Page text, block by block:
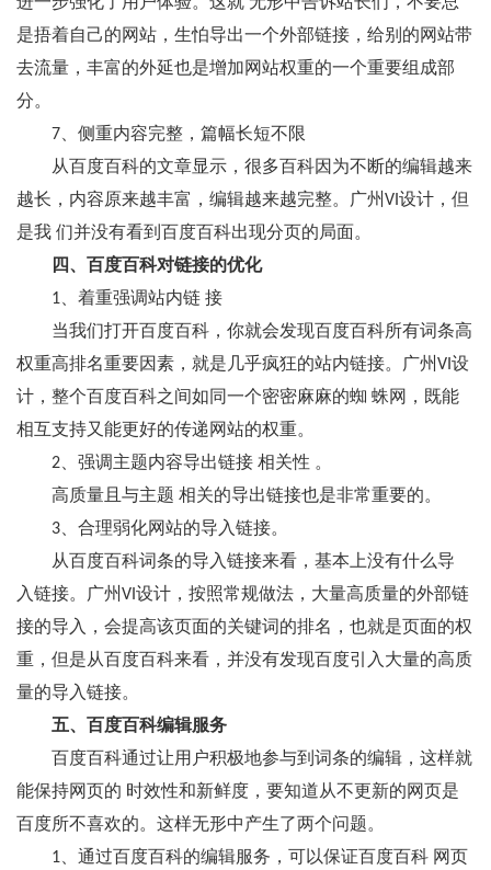
是捂着自己的网站，生怕导出一个外部链接，给别的网站带
去流量，丰富的外延也是增加网站权重的一个重要组成部
分。
7、侧重内容完整，篇幅长短不限
从百度百科的文章显示，很多百科因为不断的编辑越来
越长，内容原来越丰富，编辑越来越完整。广州VI设计，但
是我 们并没有看到百度百科出现分页的局面。
四、百度百科对链接的优化
1、着重强调站内链 接
当我们打开百度百科，你就会发现百度百科所有词条高
权重高排名重要因素，就是几乎疯狂的站内链接。广州VI设
计，整个百度百科之间如同一个密密麻麻的蜘 蛛网，既能
相互支持又能更好的传递网站的权重。
2、强调主题内容导出链接 相关性 。
高质量且与主题 相关的导出链接也是非常重要的。
3、合理弱化网站的导入链接。
从百度百科词条的导入链接来看，基本上没有什么导
入链接。广州VI设计，按照常规做法，大量高质量的外部链
接的导入，会提高该页面的关键词的排名，也就是页面的权
重，但是从百度百科来看，并没有发现百度引入大量的高质
量的导入链接。
五、百度百科编辑服务
百度百科通过让用户积极地参与到词条的编辑，这样就
能保持网页的 时效性和新鲜度，要知道从不更新的网页是
百度所不喜欢的。这样无形中产生了两个问题。
1、通过百度百科的编辑服务，可以保证百度百科 网页